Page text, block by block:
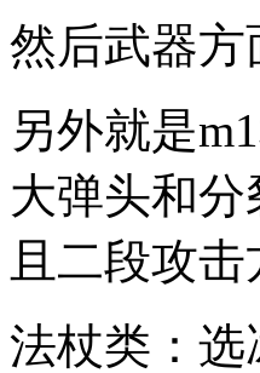
然后武器方
另外就是
大弹头和
且二段攻
法杖类：